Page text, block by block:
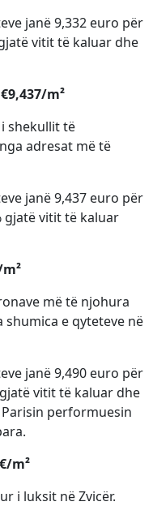
janë 9,332 euro për
vitit të kaluar dhe
m²
shekullit të
adresat më të
janë 9,437 euro për
gjatë vitit të kaluar
më të njohura
e qyteteve në
janë 9,490 euro për
vitit të kaluar dhe
performuesin
m²
i luksit në Zvicër.